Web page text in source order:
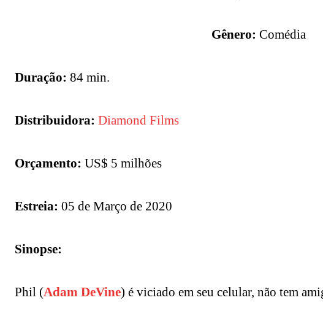
Gênero: Comédia
Duração: 84 min.
Distribuidora: Diamond Films
Orçamento: US$ 5 milhões
Estreia: 05 de Março de 2020
Sinopse:
Phil (Adam DeVine) é viciado em seu celular, não tem